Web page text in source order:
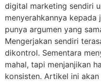
digital marketing sendiri
menyerahkannya kepada
punya argumen yang
Mengerjakan sendiri
dikontrol. Sementara
mahal, tapi menjanjikan
konsisten. Artikel ini